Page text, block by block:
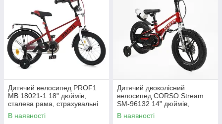
Дитячий велосипед PROF1
MB 18021-1 18" дюймів,
сталева рама, страхувальні
колеса, багажник із
затискачем, червоний
В наявності
Дитячий двоколісний
велосипед CORSO Stream
SM-96132 14" дюймів,
магнієва рама, знімні
страхувальні колеса, дискові
В наявності